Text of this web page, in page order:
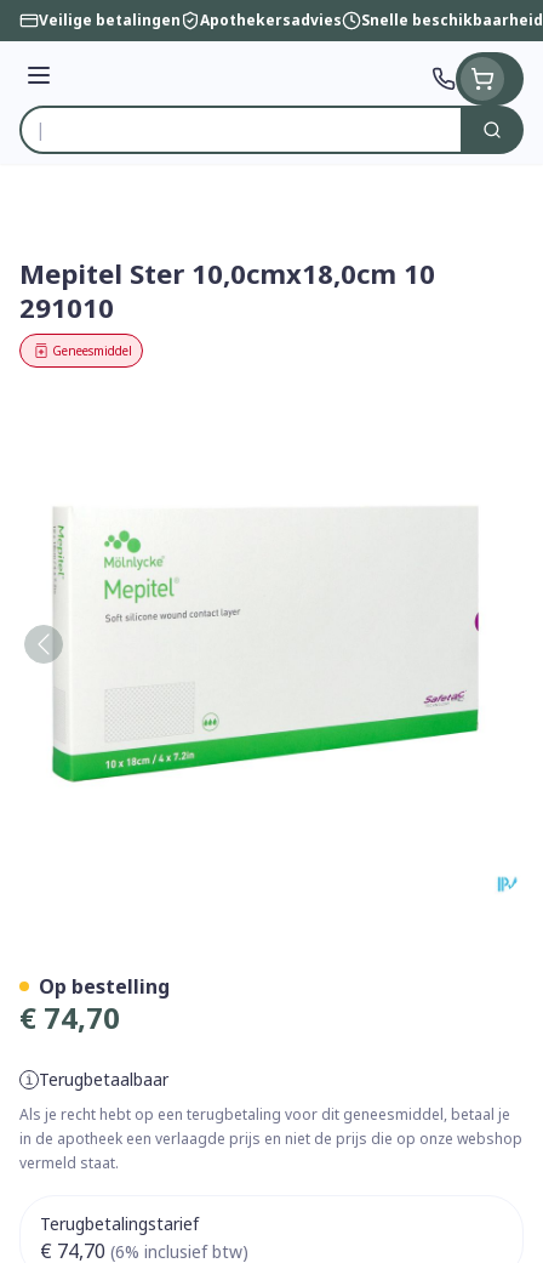
Ga naar de inhoud
Veilige betalingen Apothekersadvies Snelle beschikbaarheid
Menu
Product, merk, categorie...
Zoek
Mepitel Ster 10,0cmx18,0cm 10
291010
Geneesmiddel
€ 74,70
Terugbetaalbaar
Als je recht hebt op een terugbetaling voor dit geneesmiddel, betaal je
in de apotheek een verlaagde prijs en niet de prijs die op onze webshop
vermeld staat.
Terugbetalingstarief
€ 74,70 (6% inclusief btw)
Op bestelling